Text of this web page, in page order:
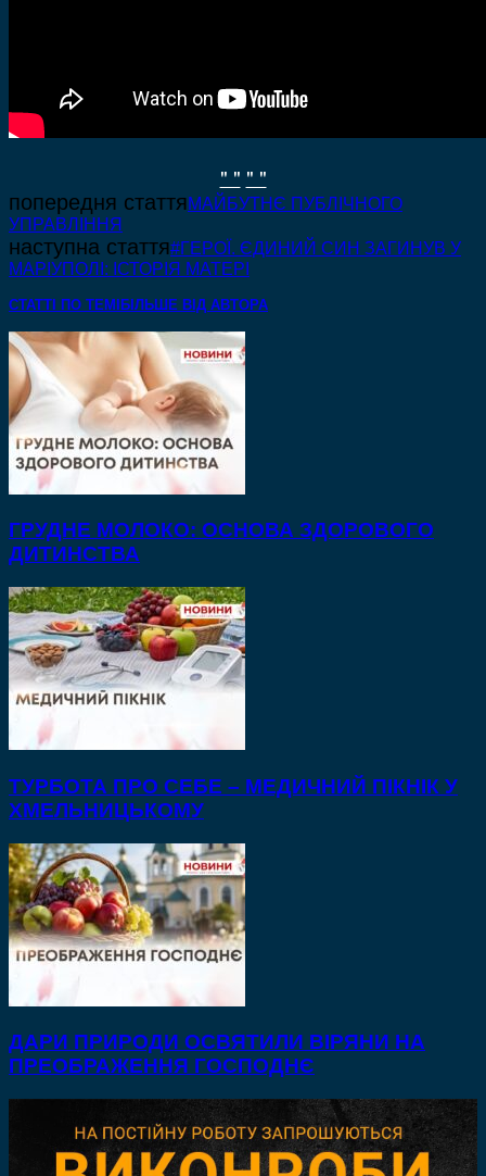
" " " "
попередня статтяМАЙБУТНЄ ПУБЛІЧНОГО
УПРАВЛІННЯ
наступна стаття#ГЕРОЇ. ЄДИНИЙ СИН ЗАГИНУВ У
МАРІУПОЛІ: ІСТОРІЯ МАТЕРІ
СТАТТІ ПО ТЕМІ БІЛЬШЕ ВІД АВТОРА
ГРУДНЕ МОЛОКО: ОСНОВА ЗДОРОВОГО
ДИТИНСТВА
ТУРБОТА ПРО СЕБЕ – МЕДИЧНИЙ ПІКНІК У
ХМЕЛЬНИЦЬКОМУ
ДАРИ ПРИРОДИ ОСВЯТИЛИ ВІРЯНИ НА
ПРЕОБРАЖЕННЯ ГОСПОДНЄ